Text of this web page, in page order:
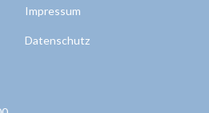
Impressum
Datenschutz